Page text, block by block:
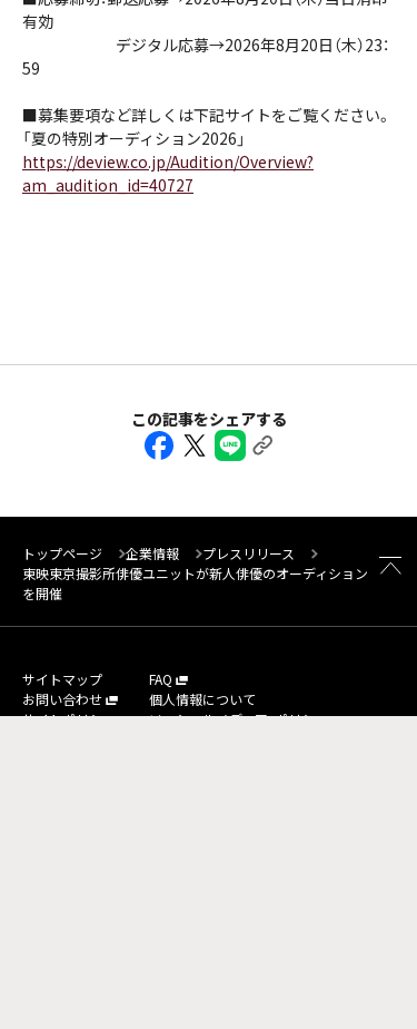
有効
デジタル応募→2026年8月20日（木）23：
59
■募集要項など詳しくは下記サイトをご覧ください。
「夏の特別オーディション2026」
https://deview.co.jp/Audition/Overview?
am_audition_id=40727
この記事をシェアする
トップページ 企業情報
プレスリリース
東映東京撮影所俳優ユニットが新人俳優のオーディション
を開催
サイトマップ
FAQ
お問い合わせ
個人情報について
サイトポリシー
ソーシャルメディア・ポリシー